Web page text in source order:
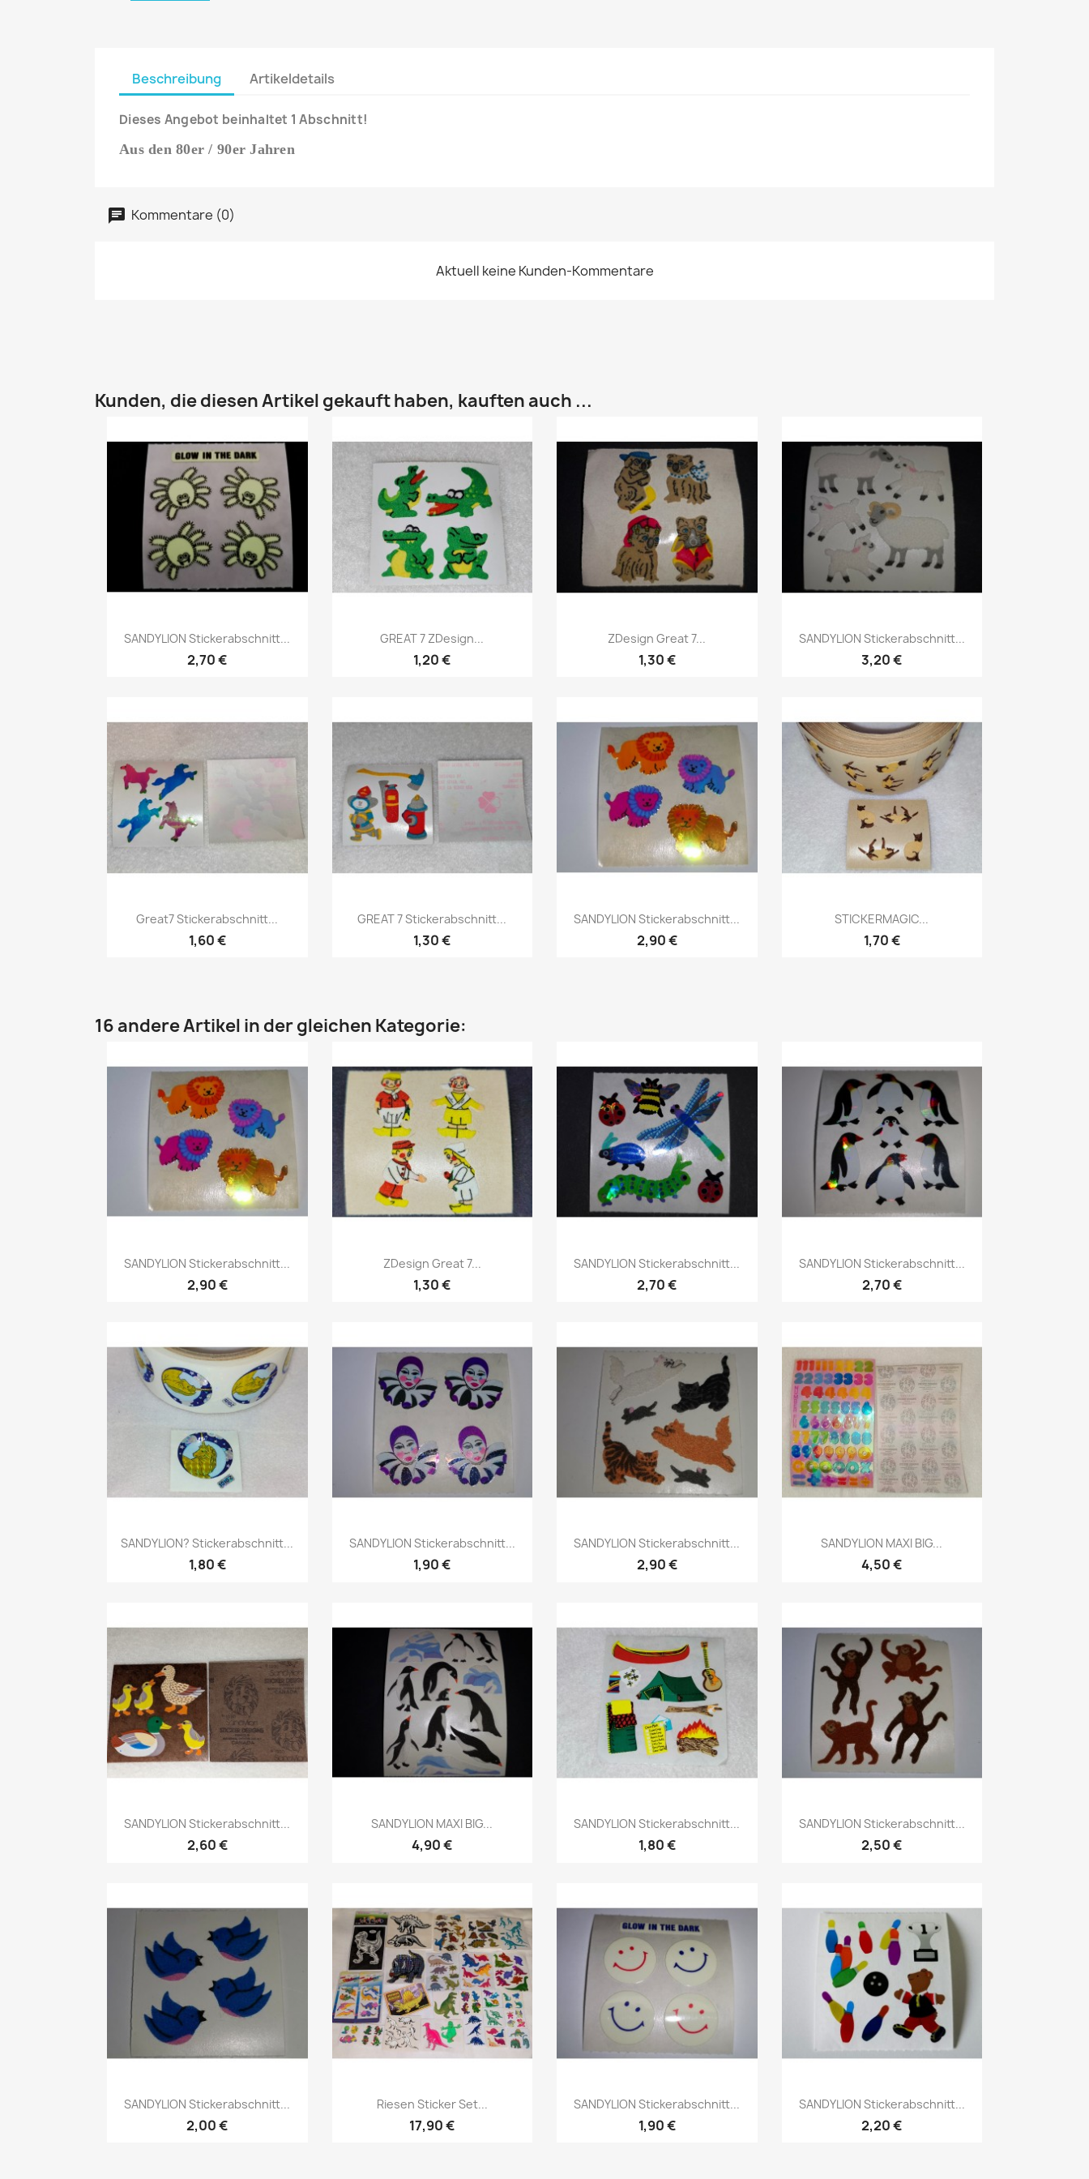
Beschreibung Artikeldetails
Dieses Angebot beinhaltet 1 Abschnitt!
Aus den 80er / 90er Jahren
Kommentare (0)
Aktuell keine Kunden-Kommentare
Kunden, die diesen Artikel gekauft haben, kauften auch ...
SANDYLION Stickerabschnitt...
2,70 €
GREAT 7 ZDesign...
1,20 €
ZDesign Great 7...
1,30 €
SANDYLION Stickerabschnitt...
3,20 €
Great7 Stickerabschnitt...
1,60 €
GREAT 7 Stickerabschnitt...
1,30 €
SANDYLION Stickerabschnitt...
2,90 €
STICKERMAGIC...
1,70 €
16 andere Artikel in der gleichen Kategorie:
SANDYLION Stickerabschnitt...
2,90 €
ZDesign Great 7...
1,30 €
SANDYLION Stickerabschnitt...
2,70 €
SANDYLION Stickerabschnitt...
2,70 €
SANDYLION? Stickerabschnitt...
1,80 €
SANDYLION Stickerabschnitt...
1,90 €
SANDYLION Stickerabschnitt...
2,90 €
SANDYLION MAXI BIG...
4,50 €
SANDYLION Stickerabschnitt...
2,60 €
SANDYLION MAXI BIG...
4,90 €
SANDYLION Stickerabschnitt...
1,80 €
SANDYLION Stickerabschnitt...
2,50 €
SANDYLION Stickerabschnitt...
2,00 €
Riesen Sticker Set...
17,90 €
SANDYLION Stickerabschnitt...
1,90 €
SANDYLION Stickerabschnitt...
2,20 €